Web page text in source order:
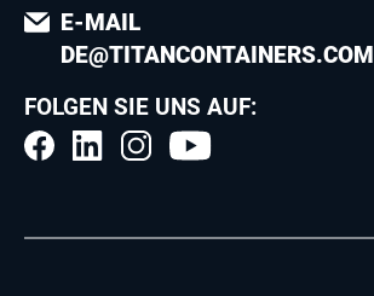
E-MAIL
DE@TITANCONTAINERS.COM
FOLGEN SIE UNS AUF: